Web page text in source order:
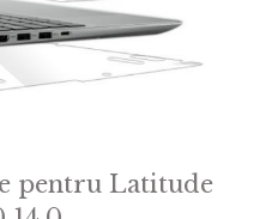
pentru Latitude